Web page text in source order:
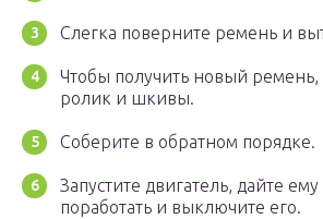
Слегка поверните ремень и
Чтобы получить новый ремень,
ролик и шкивы.
Соберите в обратном порядке.
Запустите двигатель, дайте
поработать и выключите его.